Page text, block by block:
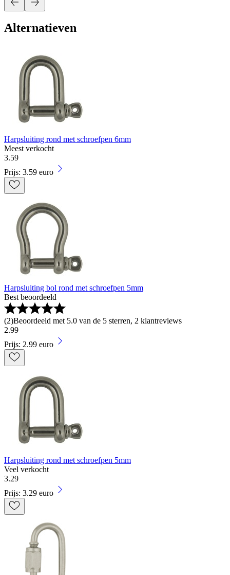
Alternatieven
Harpsluiting rond met schroefpen 6mm
Meest verkocht
3.59
Prijs: 3.59 euro
Harpsluiting bol rond met schroefpen 5mm
Best beoordeeld
(2)Beoordeeld met 5.0 van de 5 sterren, 2 klantreviews
2.99
Prijs: 2.99 euro
Harpsluiting rond met schroefpen 5mm
Veel verkocht
3.29
Prijs: 3.29 euro